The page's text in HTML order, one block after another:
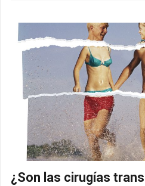
¿Son las cirugías